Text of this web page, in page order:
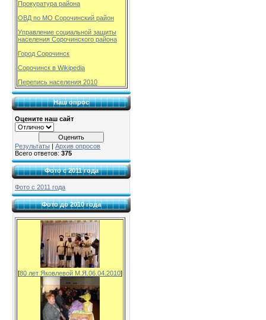
Прокуратура района
ОВД по МО Сорочинский район
Управление социальной защиты
населения Сорочинского района
Город Сорочинск
Сорочинск в Wikipedia
Перепись населения 2010
Наш опрос
Оцените наш сайт
Результаты
Архив опросов
Всего ответов: 375
Фото с 2011 года
Фото с 2011 года
Фото до 2010 года
[80 лет Яковлевой М.Я.06.04.2010]